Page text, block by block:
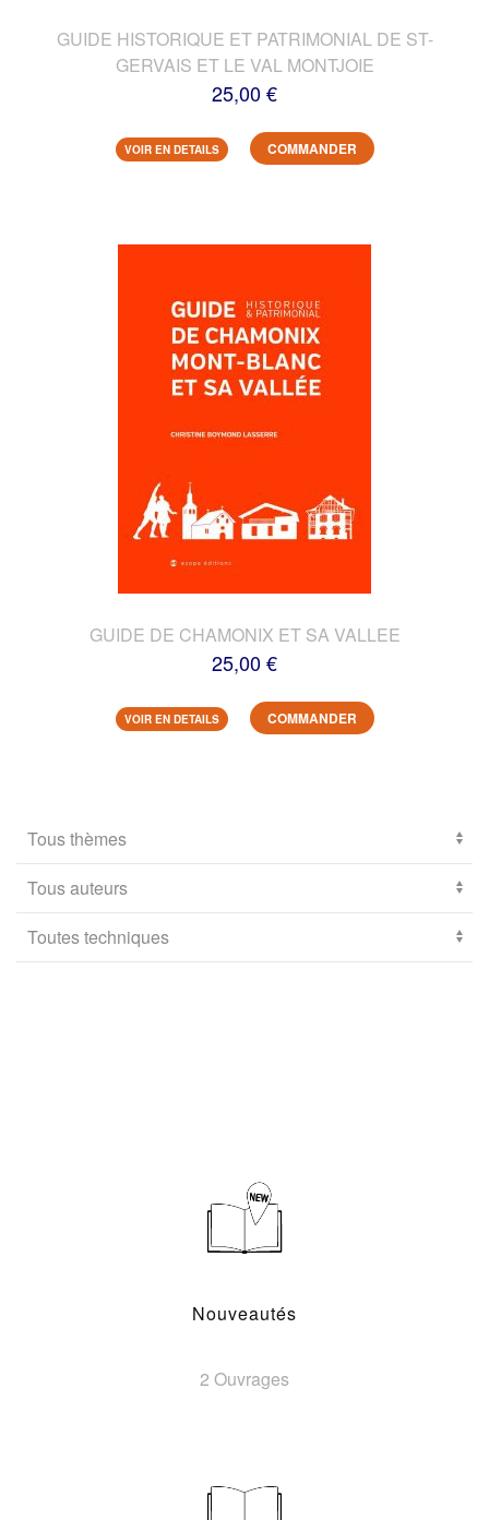
GUIDE HISTORIQUE ET PATRIMONIAL DE ST-
GERVAIS ET LE VAL MONTJOIE
25,00 €
VOIR EN DETAILS COMMANDER
GUIDE DE CHAMONIX ET SA VALLEE
25,00 €
VOIR EN DETAILS COMMANDER
Nouveautés
2 Ouvrages